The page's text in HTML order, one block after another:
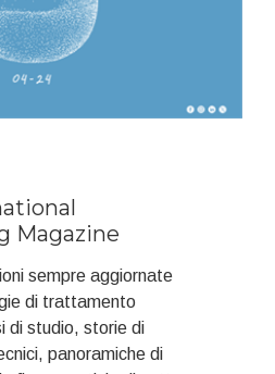
Magazine
sempre aggiornate
di trattamento
di studio, storie di
panoramiche di